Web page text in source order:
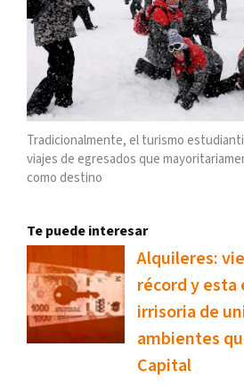
Tradicionalmente, el turismo
viajes de egresados que
como destino
Te puede interesar
Alquileres:
récord y esta
irrisoria de
ambientes
Capital